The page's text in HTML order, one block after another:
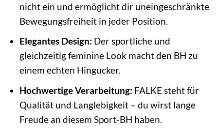
nicht ein und ermöglicht dir uneingeschränkte
Bewegungsfreiheit in jeder Position.
Elegantes Design: Der sportliche und
gleichzeitig feminine Look macht den BH zu
einem echten Hingucker.
Hochwertige Verarbeitung: FALKE steht für
Qualität und Langlebigkeit – du wirst lange
Freude an diesem Sport-BH haben.